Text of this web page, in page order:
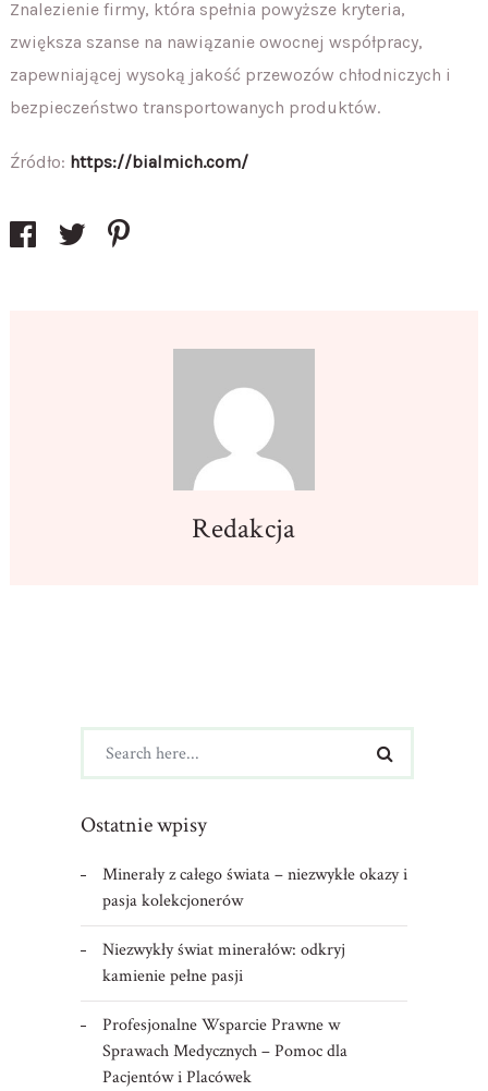
Znalezienie firmy, która spełnia powyższe kryteria,
zwiększa szanse na nawiązanie owocnej współpracy,
zapewniającej wysoką jakość przewozów chłodniczych i
bezpieczeństwo transportowanych produktów.
Źródło: https://bialmich.com/
Redakcja
Ostatnie wpisy
Minerały z całego świata – niezwykłe okazy i
pasja kolekcjonerów
Niezwykły świat minerałów: odkryj
kamienie pełne pasji
Profesjonalne Wsparcie Prawne w
Sprawach Medycznych – Pomoc dla
Pacjentów i Placówek